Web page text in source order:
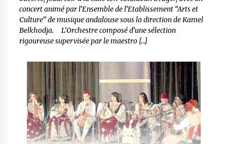
concert animé par l’Ensemble de l’Etablissement “Arts et
Culture” de musique andalouse sous la direction de Kamel
Belkhodja. L’Orchestre composé d’une sélection
rigoureuse supervisée par le maestro […]